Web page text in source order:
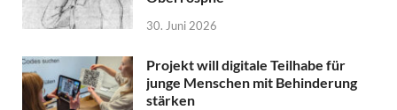
30. Juni 2026
Projekt will digitale Teilhabe für
junge Menschen mit Behinderung
stärken